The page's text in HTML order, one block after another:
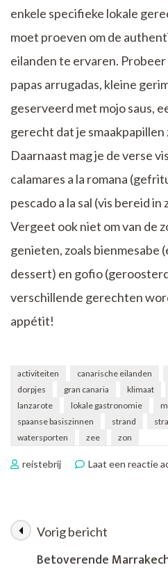
enkele specifieke lokale
moet proeven om de
eilanden te ervaren.
papas arrugadas, kleine
geserveerd met mojo saus,
gerecht dat je
Daarnaast mag je de verse
calamares a la romana
pescado a la sal (vis bereid
Vergeet ook niet om van de
genieten, zoals bienmesabe
dessert) en gofio
verschillende gerechten
appétit!
activiteiten canarische eilanden
dorpjes
gran canaria klimaat
lanzarote
lokale gastronomie
spaanse basiszinnen
strand
watersporten
zee zon
reistebrij Laat een reactie
Berichtnavigatie
Vorig bericht
Betoverende